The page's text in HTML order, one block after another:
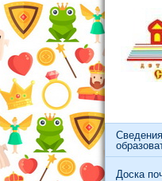
Перейти к основному содержанию
Skip to search
Доска